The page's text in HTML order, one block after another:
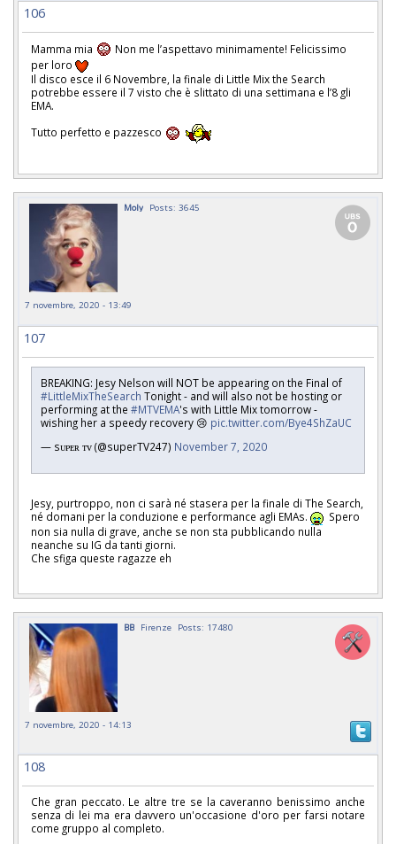
106
Mamma mia
Non me l’aspettavo minimamente! Felicissimo
per loro
Il disco esce il 6 Novembre, la finale di Little Mix the Search
potrebbe essere il 7 visto che è slittato di una settimana e l’8 gli
EMA.
Tutto perfetto e pazzesco
Moly Posts: 3645
7 novembre, 2020 - 13:49
107
BREAKING: Jesy Nelson will NOT be appearing on the Final of
#LittleMixTheSearch Tonight - and will also not be hosting or
performing at the #MTVEMA's with Little Mix tomorrow -
wishing her a speedy recovery 😢 pic.twitter.com/Bye4ShZaUC
— sᴜᴘᴇʀ ᴛᴠ (@superTV247) November 7, 2020
Jesy, purtroppo, non ci sarà né stasera per la finale di The Search,
né domani per la conduzione e performance agli EMAs.
Spero
non sia nulla di grave, anche se non sta pubblicando nulla
neanche su IG da tanti giorni.
Che sfiga queste ragazze eh
BB Firenze Posts: 17480
7 novembre, 2020 - 14:13
108
Che gran peccato. Le altre tre se la caveranno benissimo anche
senza di lei ma era davvero un'occasione d'oro per farsi notare
come gruppo al completo.